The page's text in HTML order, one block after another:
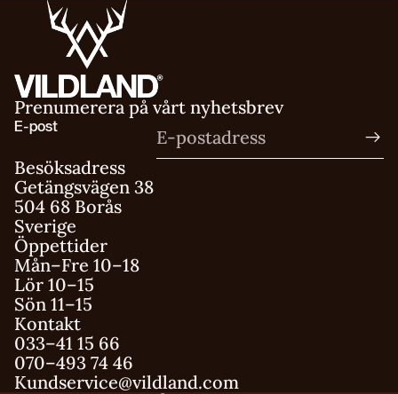
Prenumerera på vårt nyhetsbrev
E-post
Besöksadress
Getängsvägen 38
504 68 Borås
Sverige
Öppettider
Mån–Fre 10–18
Lör 10–15
Sön 11–15
Kontakt
033–41 15 66
070–493 74 46
Kundservice@vildland.com
Integritetspolicy
Användarvillkor
Återbetalningspolicy
Kontaktinformation